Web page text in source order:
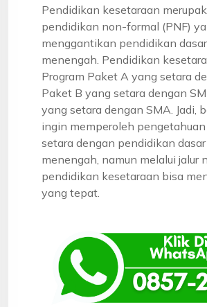
Pendidikan kesetaraan
pendidikan non-formal (PNF)
menggantikan pendidikan
menengah. Pendidikan
Program Paket A yang setara
Paket B yang setara dengan
yang setara dengan SMA. Jadi,
ingin memperoleh
setara dengan pendidikan
menengah, namun melalui jalur
pendidikan kesetaraan bisa
yang tepat.